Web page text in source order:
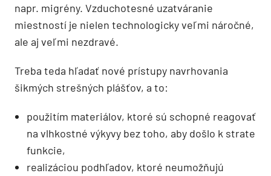
napr. migrény. Vzduchotesné uzatváranie
miestností je nielen technologicky veľmi náročné,
ale aj veľmi nezdravé.
Treba teda hľadať nové prístupy navrhovania
šikmých strešných plášťov, a to:
použitím materiálov, ktoré sú schopné reagovať
na vlhkostné výkyvy bez toho, aby došlo k strate
funkcie,
realizáciou podhľadov, ktoré neumožňujú